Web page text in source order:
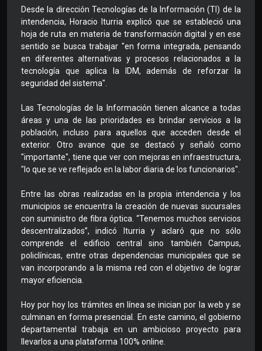
Desde la dirección Tecnologías de la Información (TI) de la
intendencia, Horacio Iturria explicó que se estableció una
hoja de ruta en materia de transformación digital y en ese
sentido se busca trabajar "en forma integrada, pensando
en diferentes alternativas y procesos relacionados a la
tecnología que aplica la IDM, además de reforzar la
seguridad del sistema".
Las Tecnologías de la Información tienen alcance a todas
áreas y una de las prioridades es brindar servicios a la
población, incluso para aquellos que acceden desde el
exterior. Otro avance que se destacó y señaló como
"importante", tiene que ver con mejoras en infraestructura,
"lo que se ve reflejado en la labor diaria de los funcionarios".
Entre las obras realizadas en la propia intendencia y los
municipios se encuentra la creación de nuevas sucursales
con suministro de fibra óptica. “Tenemos muchos servicios
descentralizados”, indicó Iturria y aclaró que no sólo
comprende el edificio central sino también Campus,
policlínicas, entre otras dependencias municipales que se
van incorporando a la misma red con el objetivo de lograr
mayor eficiencia.
Hoy por hoy los trámites en línea se inician por la web y se
culminan en forma presencial. En este camino, el gobierno
departamental trabaja en un ambicioso proyecto para
llevarlos a una plataforma 100% online.